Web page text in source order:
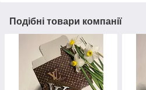
Подібні товари компанії